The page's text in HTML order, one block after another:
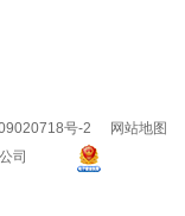
网站地图
号-2
有限公司